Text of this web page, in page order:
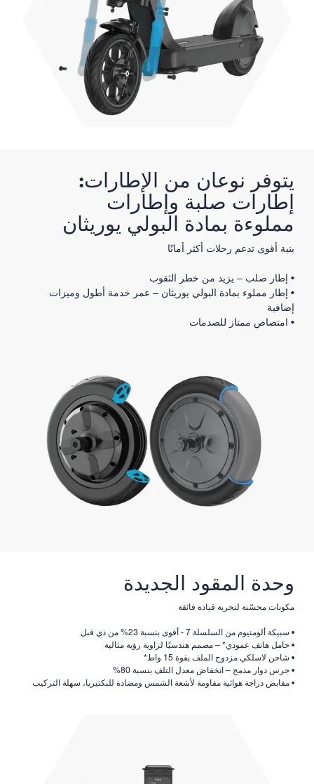
يتوفر نوعان من الإطارات:
إطارات صلبة وإطارات
مملوءة بمادة البولي يوريثان
بنية أقوى تدعم رحلات أكثر أمانًا
• إطار صلب – يزيد من خطر الثقوب
• إطار مملوء بمادة البولي يوريثان – عمر خدمة أطول وميزات
إضافية
• امتصاص ممتاز للصدمات
وحدة المقود الجديدة
مكونات محسّنة لتجربة قيادة فائقة
• سبيكة ألومنيوم من السلسلة 7 - أقوى بنسبة 23% من ذي قبل
• حامل هاتف عمودي* – مصمم هندسيًا لزاوية رؤية مثالية
• شاحن لاسلكي مزدوج الملف بقوة 15 واط*
• جرس دوار مدمج – انخفاض معدل التلف بنسبة 80%
• مقابض دراجة هوائية مقاومة لأشعة الشمس ومضادة للبكتيريا، سهلة التركيب